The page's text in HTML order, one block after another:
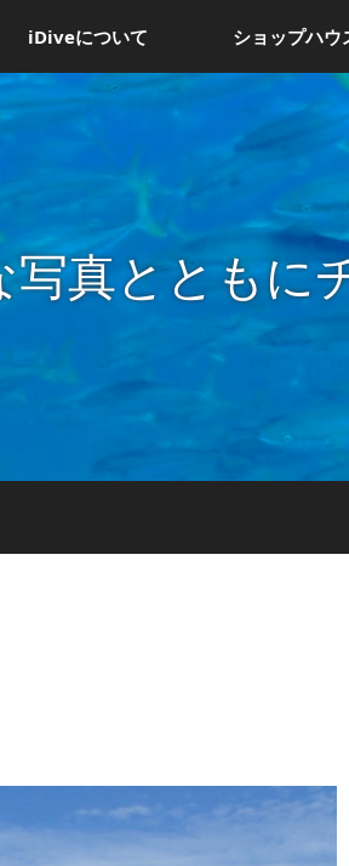
iDiveについて ショップハウ
真とともに